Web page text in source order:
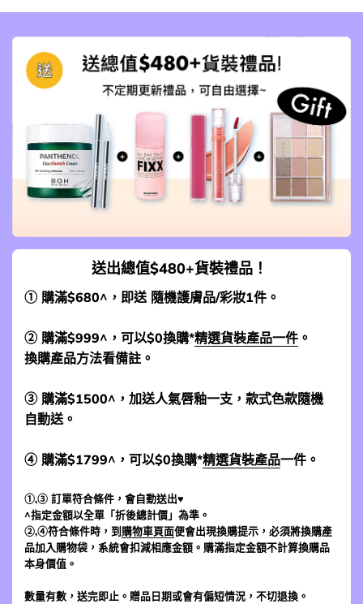
送出總值$480+貨裝禮品！
① 購滿$680^，即送 隨機護膚品/彩妝1件。
② 購滿$999^，可以$0換購*精選貨裝產品一件 。
換購產品方法看備註。
③ 購滿$1500^，加送人氣唇釉一支，款式色款隨機
自動送。
④ 購滿$1799^，可以$0換購*精選貨裝產品一件。
①,③ 訂單符合條件，會自動送出♥
^指定金額以全單「折後總計價」為準。
②,④符合條件時，到 購物車頁面便會出現換購提示，必須將換購產
品加入購物袋，系統會扣減相應金額。購滿指定金額不計算換購品
本身價值。
數量有數，送完即止。贈品日期或會有偏短情況，不切退換。